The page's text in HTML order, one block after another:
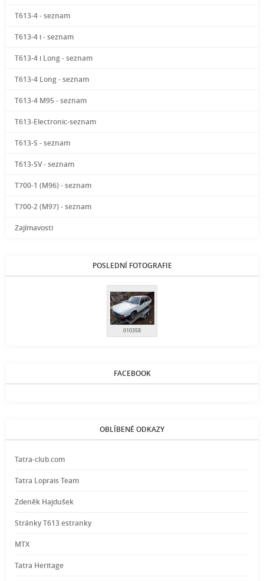
T613-4 - seznam
T613-4 i - seznam
T613-4 i Long - seznam
T613-4 Long - seznam
T613-4 M95 - seznam
T613-Electronic-seznam
T613-S - seznam
T613-SV - seznam
T700-1 (M96) - seznam
T700-2 (M97) - seznam
Zajímavosti
POSLEDNÍ FOTOGRAFIE
010358
FACEBOOK
OBLÍBENÉ ODKAZY
Tatra-club.com
Tatra Loprais Team
Zdeněk Hajdušek
Stránky T613 estranky
MTX
Tatra Heritage